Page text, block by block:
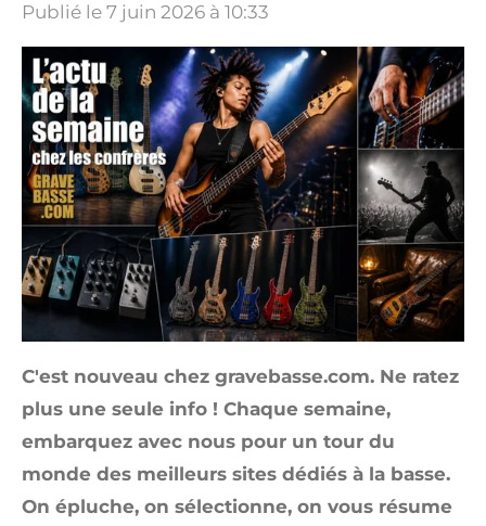
Publié le 7 juin 2026 à 10:33
C'est nouveau chez gravebasse.com. Ne ratez
plus une seule info ! Chaque semaine,
embarquez avec nous pour un tour du
monde des meilleurs sites dédiés à la basse.
On épluche, on sélectionne, on vous résume